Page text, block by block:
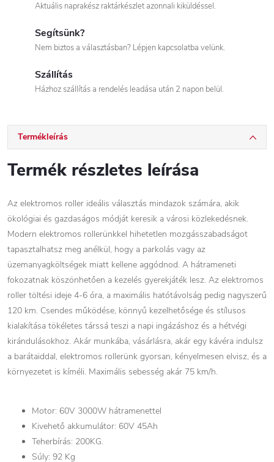
Aktuális naprakész raktárkészlet azonnali kiküldéssel.
Segítsünk?
Nem biztos a választásban? Lépjen kapcsolatba velünk.
Szállítás
Házhoz szállítás a rendelés leadása után 2 napon belül.
Termékleírás
Termék részletes leírása
Az elektromos roller ideális választás mindazok számára, akik
ökológiai és gazdaságos módját keresik a városi közlekedésnek.
Modern elektromos rollerünkkel hihetetlen mozgásszabadságot
tapasztalhatsz meg anélkül, hogy a parkolás vagy az
üzemanyagköltségek miatt kellene aggódnod. A hátrameneti
fokozatnak köszönhetően a kezelés gyerekjáték lesz. Az elektromos
roller töltési ideje 4-6 óra, a maximális hatótávolság pedig nagyszerű
120 km. Csendes működése, könnyű kezelhetősége és stílusos
kialakítása tökéletes társsá teszi a napi ingázáshoz és a hétvégi
kirándulásokhoz. Akár munkába, vásárlásra, akár egy kávéra indulsz
a barátaiddal, elektromos rollerünk gyorsan, kényelmesen elvisz, és a
környezetet is kíméli. Maximális sebesség akár 75 km/h.
Motor: 60V 3000W hátramenettel
Kivehető akkumulátor: 60V 45Ah
Teherbírás: 200KG.
Súly: 92 Kg